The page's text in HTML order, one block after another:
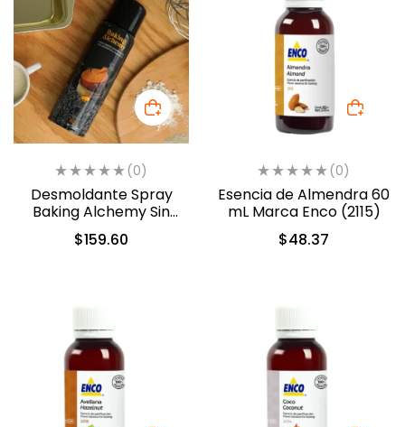
(0)
Desmoldante Spray
Baking Alchemy Sin
Gluten Aceite
Antiadherente (120-30)
$159.60
(0)
Esencia de Almendra 60
mL Marca Enco (2115)
$48.37